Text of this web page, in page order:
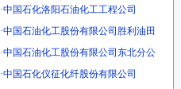
·南石力天传动件有限公司
·浙江瑞普环境技术有限公司
·华北石油新大禹环保设备有限公司
·河北翼凌机械制造总厂
·中国石化洛阳石油化工工程公司
·中国石油化工股份有限公司胜利油田
·中国石油化工股份有限公司东北分公
·中国石化仪征化纤股份有限公司